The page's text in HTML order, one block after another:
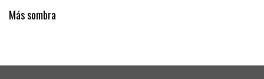
Más sombra